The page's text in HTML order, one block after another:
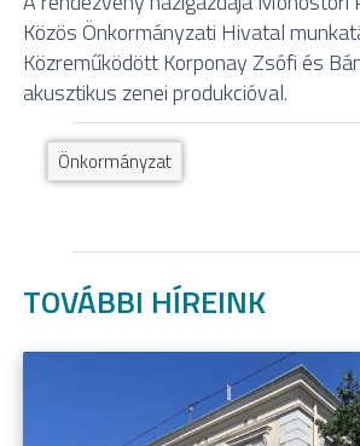
Közös Önkormányzati Hivatal
Közreműködött Korponay Zsófi és
akusztikus zenei produkcióval.
Önkormányzat
TOVÁBBI HÍREINK